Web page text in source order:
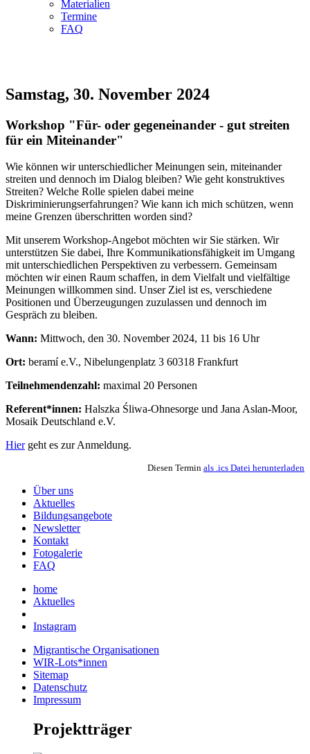
Materialien
Termine
FAQ
Samstag, 30. November 2024
Workshop "Für- oder gegeneinander - gut streiten
für ein Miteinander"
Wie können wir unterschiedlicher Meinungen sein, miteinander
streiten und dennoch im Dialog bleiben? Wie geht konstruktives
Streiten? Welche Rolle spielen dabei meine
Diskriminierungserfahrungen? Wie kann ich mich schützen, wenn
meine Grenzen überschritten worden sind?
Mit unserem Workshop-Angebot möchten wir Sie stärken. Wir
unterstützen Sie dabei, Ihre Kommunikationsfähigkeit im Umgang
mit unterschiedlichen Perspektiven zu verbessern. Gemeinsam
möchten wir einen Raum schaffen, in dem Vielfalt und vielfältige
Meinungen willkommen sind. Unser Ziel ist es, verschiedene
Positionen und Überzeugungen zuzulassen und dennoch im
Gespräch zu bleiben.
Wann: Mittwoch, den 30. November 2024, 11 bis 16 Uhr
Ort: beramí e.V., Nibelungenplatz 3 60318 Frankfurt
Teilnehmendenzahl: maximal 20 Personen
Referent*innen: Halszka Śliwa-Ohnesorge und Jana Aslan-Moor,
Mosaik Deutschland e.V.
Hiergeht es zur Anmeldung.
Diesen Termin als .ics Datei herunterladen
Über uns
Aktuelles
Bildungsangebote
Newsletter
Kontakt
Fotogalerie
FAQ
home
Aktuelles
Instagram
Migrantische Organisationen
WIR-Lots*innen
Sitemap
Datenschutz
Impressum
Projektträger